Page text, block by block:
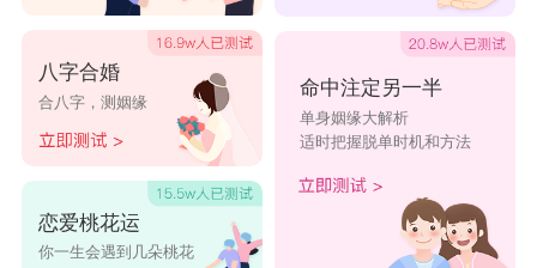
八字合婚
合八字，测姻缘
恋爱桃花运
你一生会遇到几朵桃花
命中注定另一半
单身姻缘大解析
适时把握脱单时机和方法